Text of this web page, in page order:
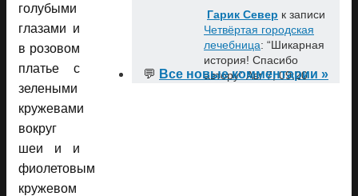
голубыми
глазами и
в розовом
платье с
зелеными
кружевами
вокруг
шеи и и
фиолетовым
кружевом
Гарик Север к записи
Четвёртая городская
лечебница: “Шикарная
история! Спасибо
автору”Авг 7, 09:20
💬 Все новые комментарии »